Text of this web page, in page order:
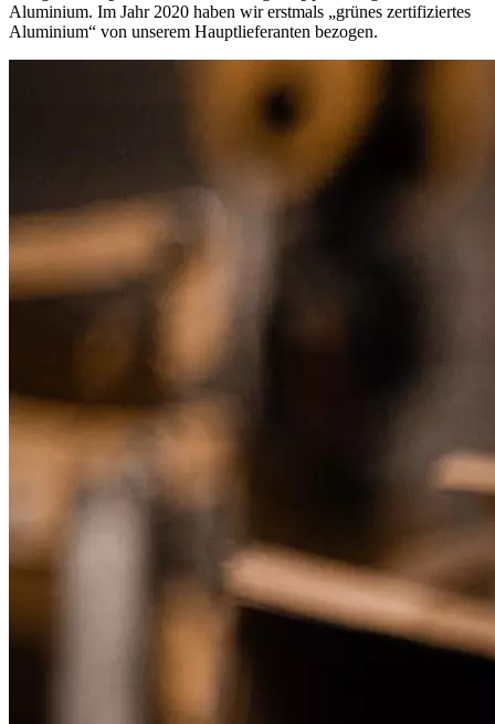
Aluminium. Im Jahr 2020 haben wir erstmals „grünes zertifiziertes
Aluminium“ von unserem Hauptlieferanten bezogen.